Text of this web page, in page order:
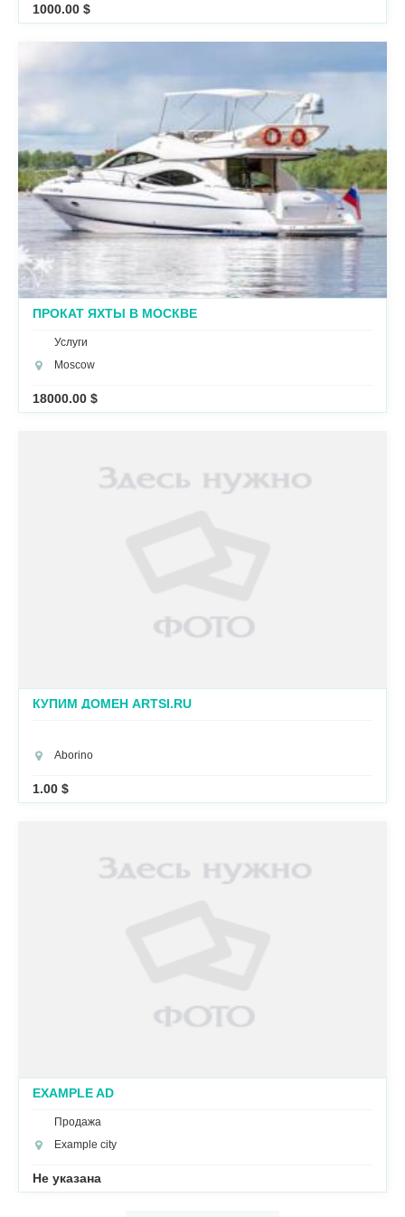
1000.00 $
ПРОКАТ ЯХТЫ В МОСКВЕ
Услуги
Moscow
18000.00 $
КУПИМ ДОМЕН ARTSI.RU
Aborino
1.00 $
EXAMPLE AD
Продажа
Example city
Не указана